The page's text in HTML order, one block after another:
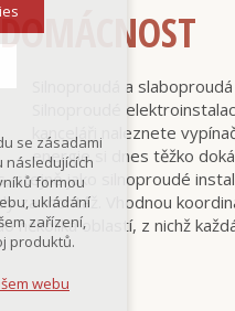
Silnoproudá a
Silnoproudé
kanceláři naleznete
energie si dnes těžko
stejně jako silnoproudé
za montáž. Vhodnou
několika oblastí, z nichž
apod.
se zásadami
následujících
formou
ukládání
zařízení,
produktů.
webu